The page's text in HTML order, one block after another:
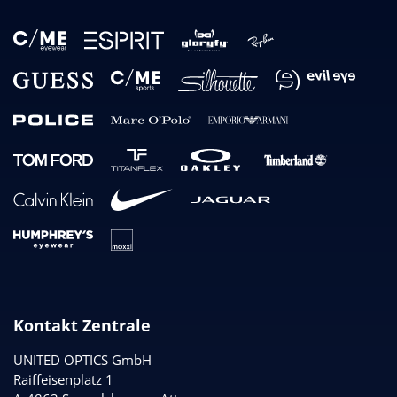
Kontakt Zentrale
UNITED OPTICS GmbH
Raiffeisenplatz 1